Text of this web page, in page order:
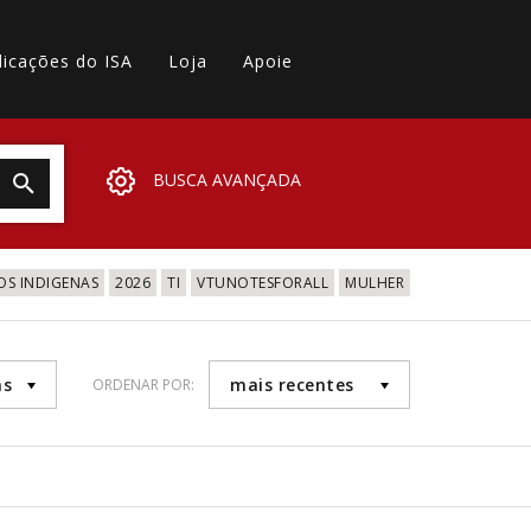
do ISA Loja Apoie
BUSCA AVANÇADA
INDIGENAS 2026 TI VTUNOTESFORALL MULHER
ORDENAR POR: mais recentes